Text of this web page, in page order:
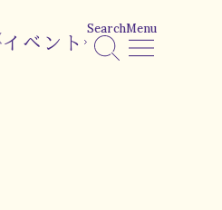
イベント
SearchMenu